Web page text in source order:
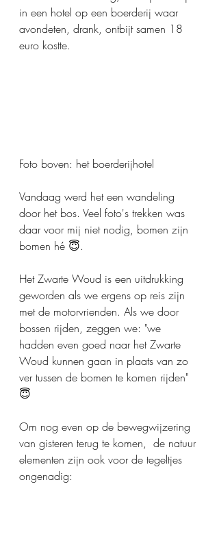
in een hotel op een boerderij waar
avondeten, drank, ontbijt samen 18
euro kostte.
Foto boven: het boerderijhotel
Vandaag werd het een wandeling
door het bos. Veel foto's trekken was
daar voor mij niet nodig, bomen zijn
bomen hé 😇.
Het Zwarte Woud is een uitdrukking
geworden als we ergens op reis zijn
met de motorvrienden. Als we door
bossen rijden, zeggen we: "we
hadden even goed naar het Zwarte
Woud kunnen gaan in plaats van zo
ver tussen de bomen te komen rijden"
😇
Om nog even op de bewegwijzering
van gisteren terug te komen,  de natuur
elementen zijn ook voor de tegeltjes
ongenadig: